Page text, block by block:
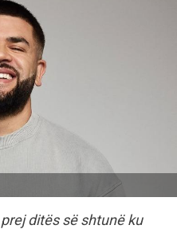
ditës së shtunë ku